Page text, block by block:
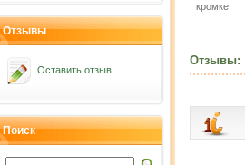
Отзывы
Оставить отзыв!
Поиск
кромке
Отзывы: